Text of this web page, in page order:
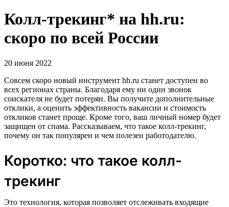
Колл-трекинг* на hh.ru:
скоро по всей России
20 июня 2022
Совсем скоро новый инструмент hh.ru станет доступен во
всех регионах страны. Благодаря ему ни один звонок
соискателя не будет потерян. Вы получите дополнительные
отклики, а оценить эффективность вакансии и стоимость
откликов станет проще. Кроме того, ваш личный номер будет
защищен от спама. Рассказываем, что такое колл-трекинг,
почему он так популярен и чем полезен работодателю.
Коротко: что такое колл-
трекинг
Это технология, которая позволяет отслеживать входящие